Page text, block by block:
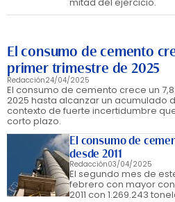
El consumo de cemento
primer trimestre de 2025
Redacción24/04/2025
El consumo de cemento crece un
2025 hasta alcanzar un acumulado
contexto de fuerte incertidumbre
corto plazo.
El consumo de
desde 2011
Redacción03/04/2025
El segundo mes de
febrero con mayor
2011 con 1.269.243